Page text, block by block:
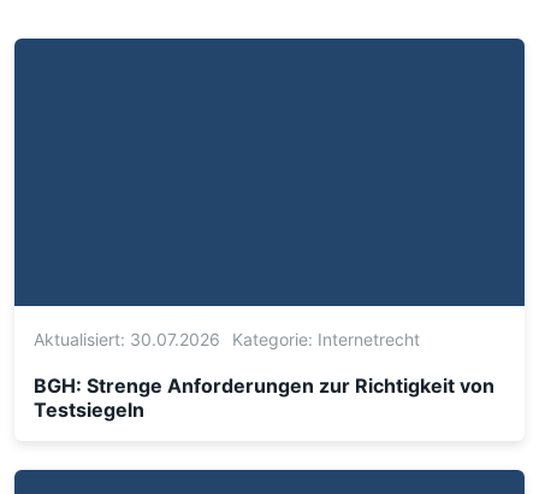
Aktualisiert: 30.07.2026 Kategorie: Internetrecht
BGH: Strenge Anforderungen zur Richtigkeit von
Testsiegeln